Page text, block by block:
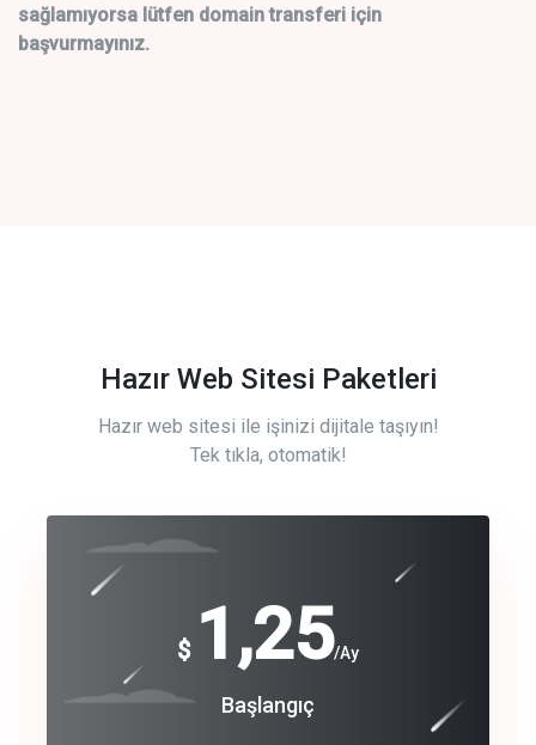
sağlamıyorsa lütfen domain transferi için
başvurmayınız.
Hazır Web Sitesi Paketleri
Hazır web sitesi ile işinizi dijitale taşıyın!
Tek tıkla, otomatik!
$ 1,25/Ay
Başlangıç
Free
Basic